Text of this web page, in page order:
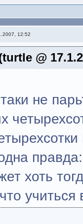
12:52
@
не
хоть